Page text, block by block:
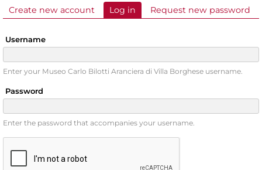
Primary tabs
Create new account Log in (active tab)
Request new password
Username
Enter your Museo Carlo Bilotti Aranciera di Villa Borghese username.
Password
Enter the password that accompanies your username.